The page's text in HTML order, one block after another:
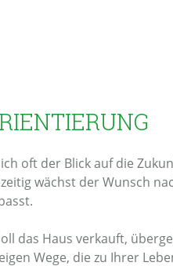
oft der Blick auf die
wächst der Wunsch
das Haus verkauft,
Wege, die zu Ihrer